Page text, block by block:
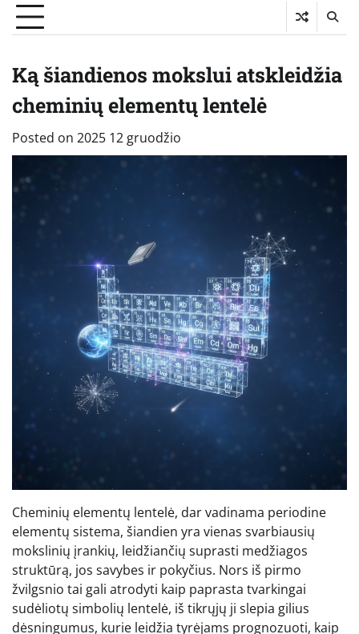
Ką šiandienos mokslui atskleidžia
cheminių elementų lentelė
Posted on 2025 12 gruodžio
Cheminių elementų lentelė, dar vadinama periodine
elementų sistema, šiandien yra vienas svarbiausių
mokslinių įrankių, leidžiančių suprasti medžiagos
struktūrą, jos savybes ir pokyčius. Nors iš pirmo
žvilgsnio tai gali atrodyti kaip paprasta tvarkingai
sudėliotų simbolių lentelė, iš tikrųjų ji slepia gilius
dėsningumus, kurie leidžia tyrėjams prognozuoti, kaip